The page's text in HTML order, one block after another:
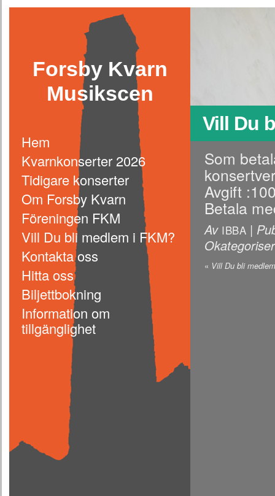
Hem
Kvarnkonserter 2026
Tidigare konserter
Om Forsby Kvarn
Föreningen FKM
Vill Du bli medlem i FKM?
Kontakta oss
Hitta oss
Biljettbokning
Information om
tillgänglighet
Forsby Kvarn
Musikscen
Vill Du
Som
Avgift
Betala
Av IBBA |
« Vill Du bli